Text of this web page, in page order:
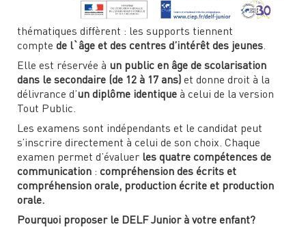
thématiques diffèrent : les supports tiennent
compte de l`âge et des centres d’intérêt des jeunes.
Elle est réservée à un public en âge de scolarisation
dans le secondaire (de 12 à 17 ans) et donne droit à la
délivrance d’un diplôme identique à celui de la version
Tout Public.
Les examens sont indépendants et le candidat peut
s’inscrire directement à celui de son choix. Chaque
examen permet d’évaluer les quatre compétences de
communication : compréhension des écrits et
compréhension orale, production écrite et production
orale.
Pourquoi proposer le DELF Junior à votre enfant?